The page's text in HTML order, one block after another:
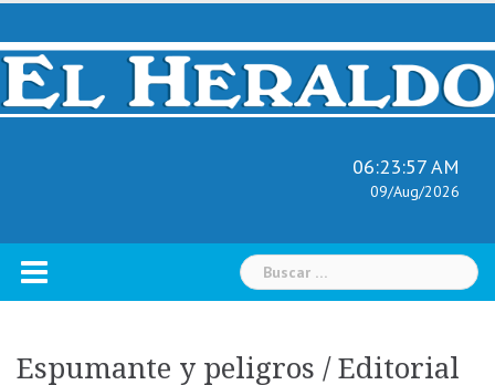
Skip
content
06:23:58 AM
09/Aug/2026
Buscar:
Espumante y peligros / Editorial